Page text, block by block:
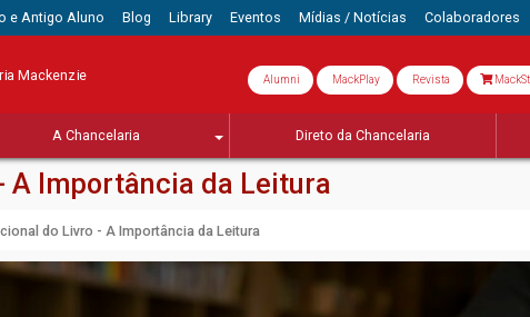
e Antigo Aluno Blog Library Eventos Mídias / Notícias Colaboradores
Mackenzie Alumni MackPlay Revista
A Chancelaria Direto da Chancelaria
A Importância da Leitura
do Livro - A Importância da Leitura